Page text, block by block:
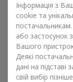
Букет з іграшкою
Таке поєднання
оновлювати їх в
приятель
працюють
красою і
довгі роки.
Інформація з
cookie та
або застосунок
Вашого
Деякі
дані на
свій вибір